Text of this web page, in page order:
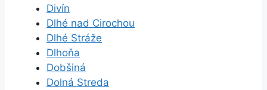
Divín
Dlhé nad Cirochou
Dlhé Stráže
Dlhoňa
Dobšiná
Dolná Streda